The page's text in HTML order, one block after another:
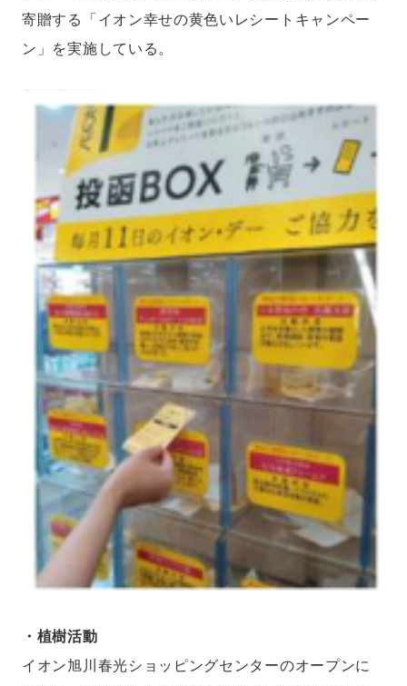
寄贈する「イオン幸せの黄色いレシートキャンペー
ン」を実施している。
・植樹活動
イオン旭川春光ショッピングセンターのオープンに